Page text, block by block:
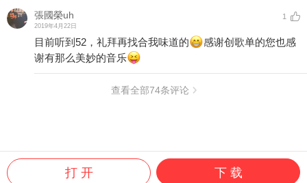
張國榮uh
2019年4月22日
1
目前听到52，礼拜再找合我味道的
感谢创歌单的您也感
谢有那么美妙的音乐
查看全部74条评论
打 开 下 载